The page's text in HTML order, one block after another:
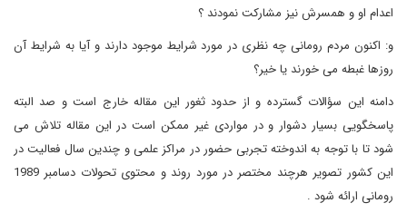
اعدام او و همسرش نیز مشارکت نمودند ؟
و: اکنون مردم رومانی چه نظری در مورد شرایط موجود دارند و آیا به شرایط آن
روزها غبطه می خورند یا خیر؟
دامنه این سؤالات گسترده و از حدود ثغور این مقاله خارج است و صد البته
پاسخگویی بسیار دشوار و در مواردی غیر ممکن است در این مقاله تلاش می
شود تا با توجه به اندوخته تجربی حضور در مراکز علمی و چندین سال فعالیت در
این کشور تصویر هرچند مختصر در مورد روند و محتوی تحولات دسامبر 1989
رومانی ارائه شود .